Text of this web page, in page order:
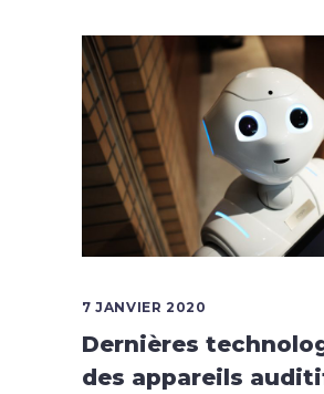
7 JANVIER 2020
Dernières
des appareils